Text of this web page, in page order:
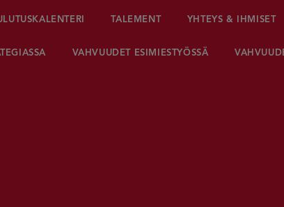
TALEMENT YHTEYS & IHMISET
VAHVUUDET ESIMIESTYÖSSÄ